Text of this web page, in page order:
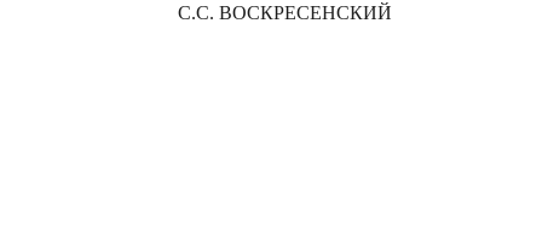
С.С. ВОСКРЕСЕНСКИЙ